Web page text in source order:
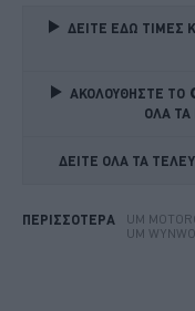
ΔΕΙΤΕ ΕΔΩ ΤΙΜΕΣ
ΑΚΟΛΟΥΘΗΣΤΕ ΤΟ
ΟΛΑ ΤΑ
ΔΕΙΤΕ ΟΛΑ ΤΑ
ΠΕΡΙΣΣΟΤΕΡΑ UM
UM